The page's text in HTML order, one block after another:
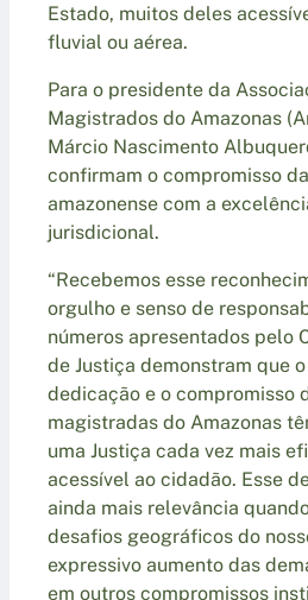
Estado, muitos deles
fluvial ou aérea.
Para o presidente da
Magistrados do Amazonas
Márcio Nascimento
confirmam o compromisso
amazonense com a
jurisdicional.
“Recebemos esse
orgulho e senso de
números apresentados pelo
de Justiça demonstram que
dedicação e o compromisso
magistradas do Amazonas
uma Justiça cada vez mais
acessível ao cidadão. Esse
ainda mais relevância
desafios geográficos do
expressivo aumento das
em outros compromissos